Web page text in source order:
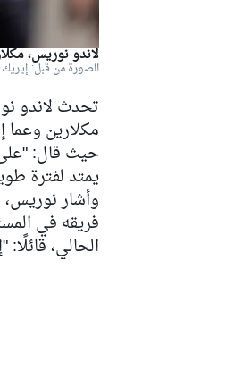
دبليو آر سي
لاندو نوريس،
الصورة من قبل:
تحدث لاندو
مكلارين
يمتد لفترة
وأشار نوريس،
فريقه في
الحالي،